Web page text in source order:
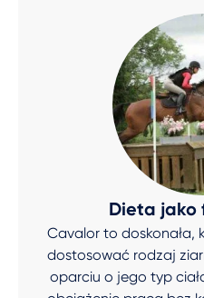
Dieta jako
Cavalor to doskonała,
dostosować rodzaj
oparciu o jego typ